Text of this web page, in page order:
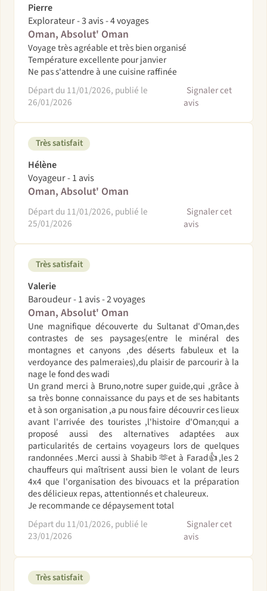
Pierre
Explorateur - 3 avis - 4 voyages
Oman, Absolut' Oman
Voyage très agréable et très bien organisé
Température excellente pour janvier
Ne pas s'attendre à une cuisine raffinée
Départ du 11/01/2026, publié le
26/01/2026
Signaler cet
avis
Très satisfait
Hélène
Voyageur - 1 avis
Oman, Absolut' Oman
Départ du 11/01/2026, publié le
25/01/2026
Signaler cet
avis
Très satisfait
Valerie
Baroudeur - 1 avis - 2 voyages
Oman, Absolut' Oman
Une magnifique découverte du Sultanat d'Oman,des
contrastes de ses paysages(entre le minéral des
montagnes et canyons ,des déserts fabuleux et la
verdoyance des palmeraies),du plaisir de parcourir à la
nage le fond des wadi
Un grand merci à Bruno,notre super guide,qui ,grâce à
sa très bonne connaissance du pays et de ses habitants
et à son organisation ,a pu nous faire découvrir ces lieux
avant l'arrivée des touristes ,l'histoire d'Oman;qui a
proposé aussi des alternatives adaptées aux
particularités de certains voyageurs lors de quelques
randonnées .Merci aussi à Shabib 🫶et à Farad👍,les 2
chauffeurs qui maîtrisent aussi bien le volant de leurs
4x4 que l'organisation des bivouacs et la préparation
des délicieux repas, attentionnés et chaleureux.
Je recommande ce dépaysement total
Départ du 11/01/2026, publié le
23/01/2026
Signaler cet
avis
Très satisfait